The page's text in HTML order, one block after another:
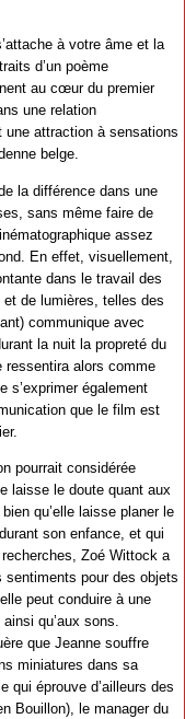
à votre âme et la
d’un poème
au cœur du premier
une relation
une attraction à sensations
belge.
la différence dans une
sans même faire de
assez
En effet, visuellement,
dans le travail des
de lumières, telles des
communique avec
la nuit la propreté du
alors comme
s’exprimer également
que le film est
pourrait considérée
laisse le doute quant aux
qu’elle laisse planer le
son enfance, et qui
Zoé Wittock a
sentiments pour des objets
peut conduire à une
qu’aux sons.
que Jeanne souffre
miniatures dans sa
qui éprouve d’ailleurs des
Bouillon), le manager du